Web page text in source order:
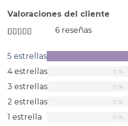
Valoraciones del cliente
en
5
de
5
estrellas
6 reseñas
5 estrellas
4 estrellas 0 %
3 estrellas 0 %
2 estrellas 0 %
1 estrella 0 %